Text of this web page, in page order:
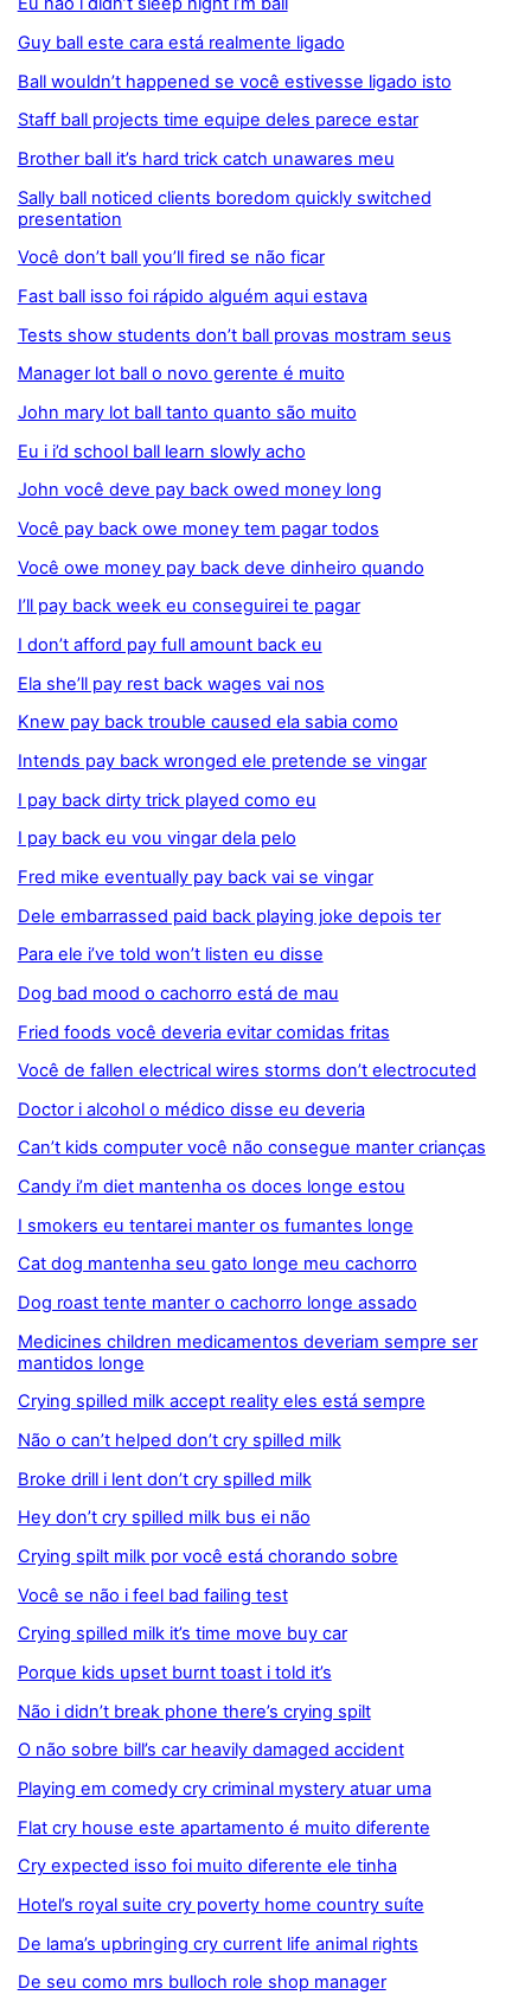
Guy ball este cara está realmente ligado
Ball wouldn’t happened se você estivesse ligado isto
Staff ball projects time equipe deles parece estar
Brother ball it’s hard trick catch unawares meu
Sally ball noticed clients boredom quickly switched
presentation
Você don’t ball you’ll fired se não ficar
Fast ball isso foi rápido alguém aqui estava
Tests show students don’t ball provas mostram seus
Manager lot ball o novo gerente é muito
John mary lot ball tanto quanto são muito
Eu i i’d school ball learn slowly acho
John você deve pay back owed money long
Você pay back owe money tem pagar todos
Você owe money pay back deve dinheiro quando
I’ll pay back week eu conseguirei te pagar
I don’t afford pay full amount back eu
Ela she’ll pay rest back wages vai nos
Knew pay back trouble caused ela sabia como
Intends pay back wronged ele pretende se vingar
I pay back dirty trick played como eu
I pay back eu vou vingar dela pelo
Fred mike eventually pay back vai se vingar
Dele embarrassed paid back playing joke depois ter
Para ele i’ve told won’t listen eu disse
Dog bad mood o cachorro está de mau
Fried foods você deveria evitar comidas fritas
Você de fallen electrical wires storms don’t electrocuted
Doctor i alcohol o médico disse eu deveria
Can’t kids computer você não consegue manter crianças
Candy i’m diet mantenha os doces longe estou
I smokers eu tentarei manter os fumantes longe
Cat dog mantenha seu gato longe meu cachorro
Dog roast tente manter o cachorro longe assado
Medicines children medicamentos deveriam sempre ser
mantidos longe
Crying spilled milk accept reality eles está sempre
Não o can’t helped don’t cry spilled milk
Broke drill i lent don’t cry spilled milk
Hey don’t cry spilled milk bus ei não
Crying spilt milk por você está chorando sobre
Você se não i feel bad failing test
Crying spilled milk it’s time move buy car
Porque kids upset burnt toast i told it’s
Não i didn’t break phone there’s crying spilt
O não sobre bill’s car heavily damaged accident
Playing em comedy cry criminal mystery atuar uma
Flat cry house este apartamento é muito diferente
Cry expected isso foi muito diferente ele tinha
Hotel’s royal suite cry poverty home country suíte
De lama’s upbringing cry current life animal rights
De seu como mrs bulloch role shop manager